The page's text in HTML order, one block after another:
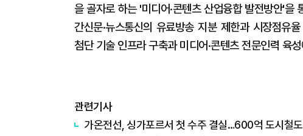
을 골자로 하는 '미디어·콘텐츠 산업융합 발전방안'을
간신문·뉴스통신의 유료방송 지분 제한과 시장점유
첨단 기술 인프라 구축과 미디어·콘텐츠 전문인력 육
관련기사
가온전선, 싱가포르서 첫 수주 결실…600억 도시철